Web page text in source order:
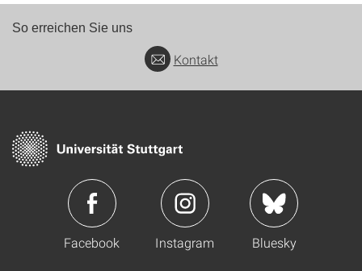
So erreichen Sie uns
Kontakt
Facebook Instagram Bluesky